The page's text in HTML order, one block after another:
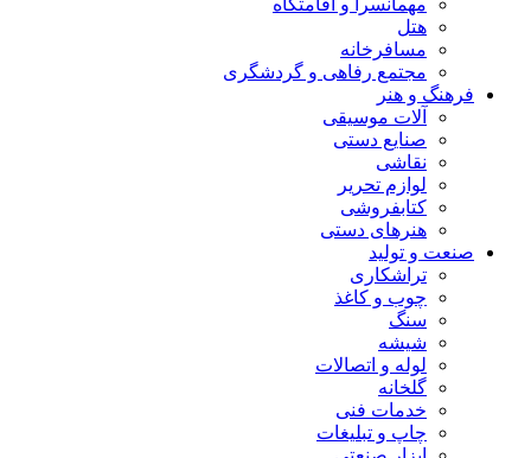
مهمانسرا و اقامتگاه
هتل
مسافرخانه
مجتمع رفاهی و گردشگری
فرهنگ و هنر
آلات موسیقی
صنایع دستی
نقاشی
لوازم تحریر
کتابفروشی
هنرهای دستی
صنعت و تولید
تراشکاری
چوب و کاغذ
سنگ
شیشه
لوله و اتصالات
گلخانه
خدمات فنی
چاپ و تبلیغات